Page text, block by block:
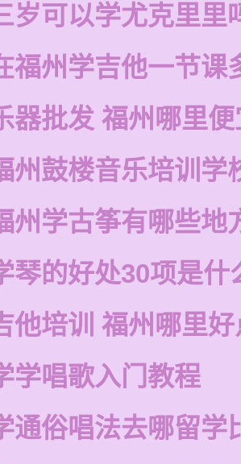
岁可以学尤克里里
福州学吉他一节课
器批发 福州哪里
州鼓楼音乐培训学
州学古筝有哪些地
琴的好处30项是什
他培训 福州哪里好
学唱歌入门教程
通俗唱法去哪留学